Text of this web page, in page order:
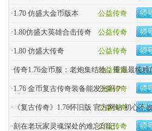
公益传奇
·1.70 仿盛大金币版本
公益传奇
·1.80仿盛大英雄合击传奇
公益传奇
·1.80 仿盛大传奇
公益传奇
·传奇1.76金币服：老炮集结地，重温最纯粹
公益传奇
·1.76 金币复古传奇装备能发光吗？
公益传奇
· 《复古传奇》1.76怀旧版 官方网站 初心不
公益传奇
·刻在老玩家灵魂深处的难忘印记